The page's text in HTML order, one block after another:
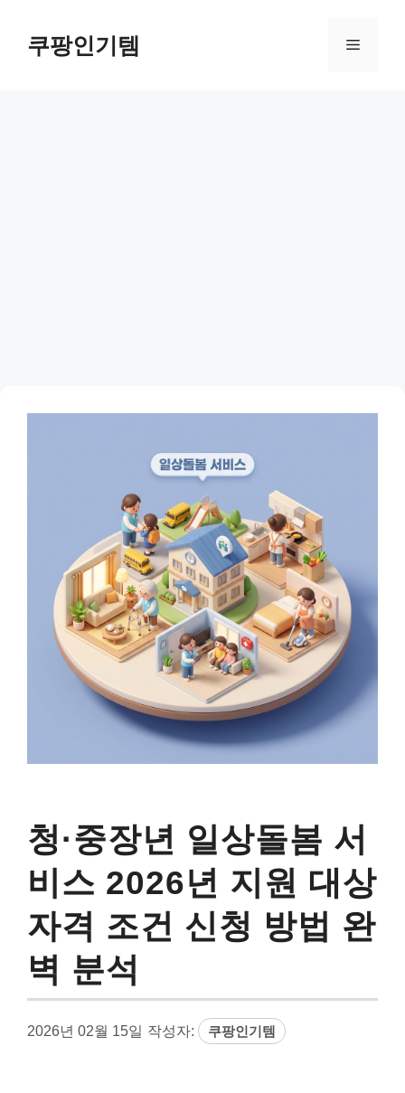
쿠팡인기템 메
청·중장년 일상돌봄 서
비스 2026년 지원 대상
자격 조건 신청 방법 완
벽 분석
2026년 02월 15일 작성자: 쿠팡인기템